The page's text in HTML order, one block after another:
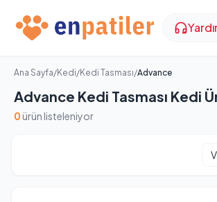
Ana Sayfa/Kedi/Kedi Tasması/Advance
Advance Kedi Tasması Kedi
0 ürün listeleniyor